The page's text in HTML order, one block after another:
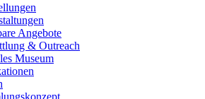
Angebote
& Outreach
Museum